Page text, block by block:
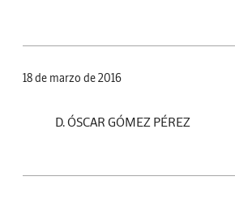
18 de marzo de 2016
D. ÓSCAR GÓMEZ PÉREZ